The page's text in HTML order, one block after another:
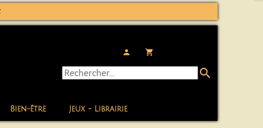
Bien-être Jeux - Librairie
person local_grocery_store
search